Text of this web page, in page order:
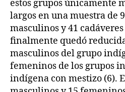
estos grupos únicamente
largos en una muestra de
masculinos y 41
finalmente quedó
masculinos del grupo
femeninos de los grupos
indígena con mestizo (6).